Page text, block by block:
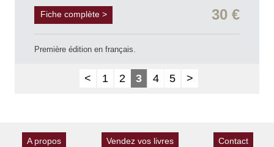
Fiche complète > 30 €
Première édition en français.
< 1 2 3 4 5 >
A propos Vendez vos livres Contact